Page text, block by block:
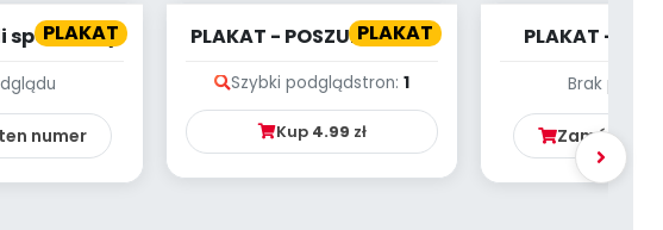
PLAKAT
sportowcy
numer
PLAKAT
PLAKAT - POSZUKIWANIE
Szybki podglądstron: 1
Kup 4.99 zł
PLAKAT - W
Brak
Zamów ten